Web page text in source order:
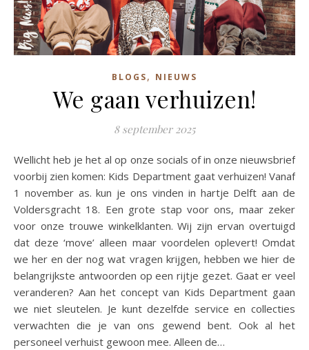
BLOGS, NIEUWS
We gaan verhuizen!
8 september 2025
Wellicht heb je het al op onze socials of in onze nieuwsbrief
voorbij zien komen: Kids Department gaat verhuizen! Vanaf
1 november as. kun je ons vinden in hartje Delft aan de
Voldersgracht 18. Een grote stap voor ons, maar zeker
voor onze trouwe winkelklanten. Wij zijn ervan overtuigd
dat deze ‘move’ alleen maar voordelen oplevert! Omdat
we her en der nog wat vragen krijgen, hebben we hier de
belangrijkste antwoorden op een rijtje gezet. Gaat er veel
veranderen? Aan het concept van Kids Department gaan
we niet sleutelen. Je kunt dezelfde service en collecties
verwachten die je van ons gewend bent. Ook al het
personeel verhuist gewoon mee. Alleen de…